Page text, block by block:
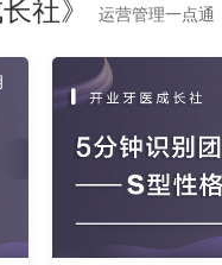
社》 运营管理一点通